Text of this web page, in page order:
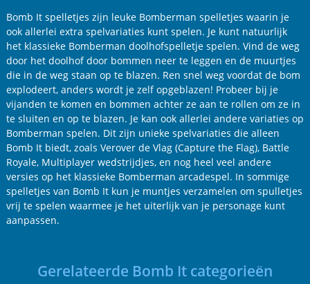
Bomb It spelletjes zijn leuke Bomberman spelletjes waarin je
ook allerlei extra spelvariaties kunt spelen. Je kunt natuurlijk
het klassieke Bomberman doolhofspelletje spelen. Vind de weg
door het doolhof door bommen neer te leggen en de muurtjes
die in de weg staan op te blazen. Ren snel weg voordat de bom
explodeert, anders wordt je zelf opgeblazen! Probeer bij je
vijanden te komen en bommen achter ze aan te rollen om ze in
te sluiten en op te blazen. Je kan ook allerlei andere variaties op
Bomberman spelen. Dit zijn unieke spelvariaties die alleen
Bomb It biedt, zoals Verover de Vlag (Capture the Flag), Battle
Royale, Multiplayer wedstrijdjes, en nog heel veel andere
versies op het klassieke Bomberman arcadespel. In sommige
spelletjes van Bomb It kun je muntjes verzamelen om spulletjes
vrij te spelen waarmee je het uiterlijk van je personage kunt
aanpassen.
Gerelateerde Bomb It categorieën